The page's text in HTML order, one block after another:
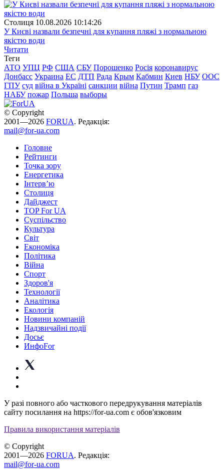
Столиця 10.08.2026 10:14:26
У Києві назвали безпечні для купання пляжі з нормальною
якістю води
Читати
Теги
АТО УПЦ РФ США СБУ Порошенко Росія коронавирус
Донбасс Украина ЕС ДТП Рада Крым Кабмин Киев НБУ ООС
ГПУ суд війна в Україні санкции війна Путин Трамп газ
НАБУ пожар Польша выборы
© Copyright
2001—2026 FORUA. Редакція:
mail@for-ua.com
Головне
Рейтинги
Точка зору
Енергетика
Інтерв’ю
Столиця
Дайджест
TOP For UA
Суспiльство
Культура
Світ
Економіка
Політика
Війна
Спорт
Здоров'я
Технології
Аналітика
Екологія
Новини компаній
Надзвичайні події
Досьє
ИнфоFor
У разі повного або часткового передрукування матеріалів
сайту посилання на https://for-ua.com є обов'язковим
Правила використання матеріалів
© Copyright
2001—2026 FORUA. Редакція:
mail@for-ua.com